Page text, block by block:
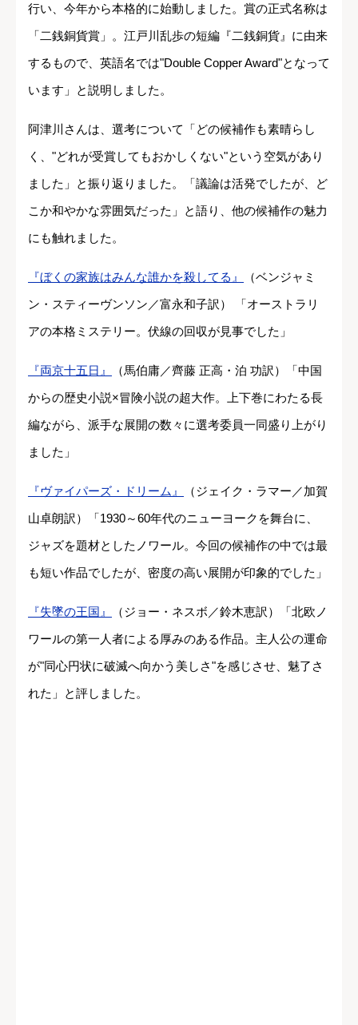
行い、今年から本格的に始動しました。賞の正式名称は
「二銭銅貨賞」。江戸川乱歩の短編『二銭銅貨』に由来
するもので、英語名では"Double Copper Award"となって
います」と説明しました。
阿津川さんは、選考について「どの候補作も素晴らし
く、"どれが受賞してもおかしくない"という空気があり
ました」と振り返りました。「議論は活発でしたが、ど
こか和やかな雰囲気だった」と語り、他の候補作の魅力
にも触れました。
『ぼくの家族はみんな誰かを殺してる』
（ベンジャミ
ン・スティーヴンソン／富永和子訳） 「オーストラリ
アの本格ミステリー。伏線の回収が見事でした」
『両京十五日』
（馬伯庸／齊藤 正高・泊 功訳）「中国
からの歴史小説×冒険小説の超大作。上下巻にわたる長
編ながら、派手な展開の数々に選考委員一同盛り上がり
ました」
『ヴァイパーズ・ドリーム』
（ジェイク・ラマー／加賀
山卓朗訳）「1930～60年代のニューヨークを舞台に、
ジャズを題材としたノワール。今回の候補作の中では最
も短い作品でしたが、密度の高い展開が印象的でした」
『失墜の王国』
（ジョー・ネスボ／鈴木恵訳）「北欧ノ
ワールの第一人者による厚みのある作品。主人公の運命
が"同心円状に破滅へ向かう美しさ"を感じさせ、魅了さ
れた」と評しました。